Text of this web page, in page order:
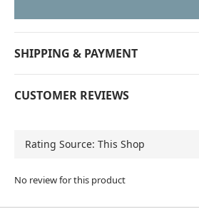
SHIPPING & PAYMENT
CUSTOMER REVIEWS
No review for this product